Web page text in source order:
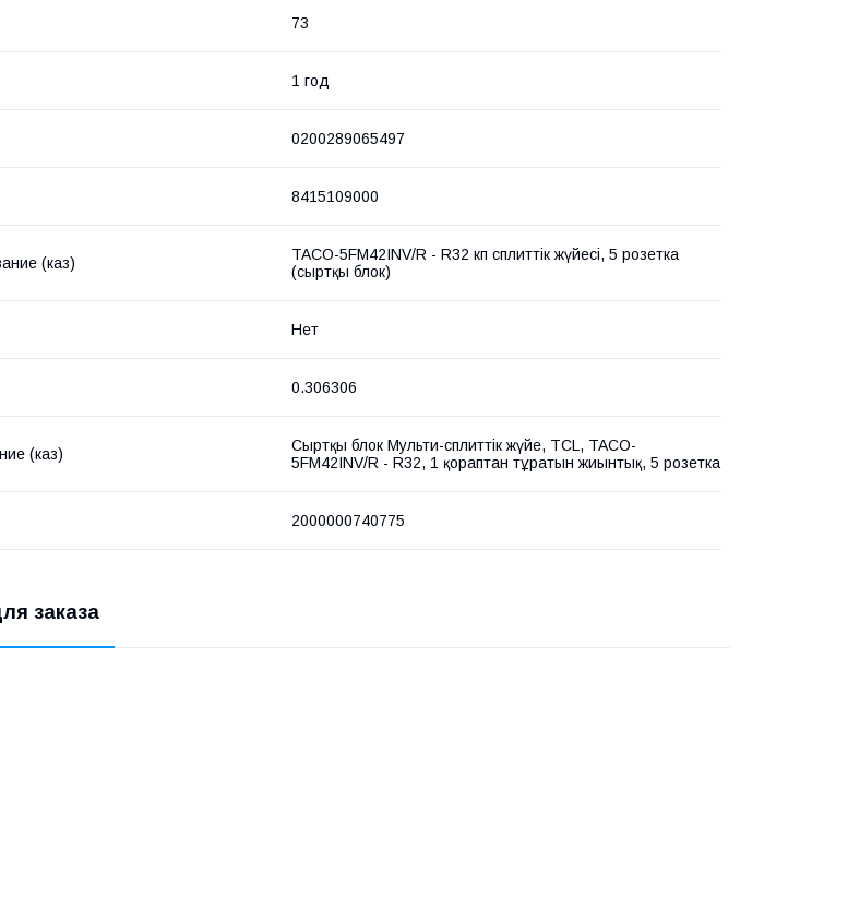
73
1 год
0200289065497
8415109000
(каз)
TACO-5FM42INV/R - R32 көп сплиттік жүйесі, 5 розетка
(сыртқы блок)
Нет
0.306306
(каз)
Сыртқы блок Мульти-сплиттік жүйе, TCL, TACO-
5FM42INV/R - R32, 1 қораптан тұратын жиынтық, 5 розетка
2000000740775
заказа